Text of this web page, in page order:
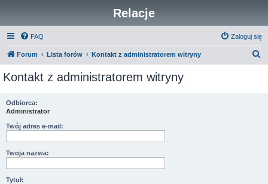
Relacje
FAQ Zaloguj się
Forum Lista forów Kontakt z administratorem witryny
Kontakt z administratorem witryny
Odbiorca:
Administrator
Twój adres e-mail:
Twoja nazwa:
Tytuł: